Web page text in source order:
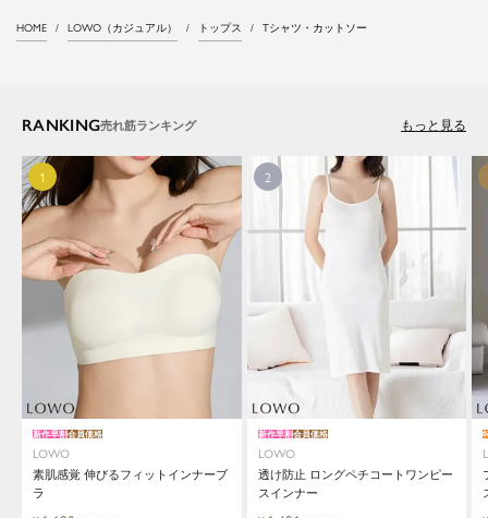
HOME LOWO（カジュアル） トップス Tシャツ・カットソー
RANKING もっと見る
LOWO
素肌感覚 伸びるフィットインナーブ
ラ
新作早割会員価格
LOWO
透け防止 ロングペチコートワンピー
スインナー
新作早割会員価格